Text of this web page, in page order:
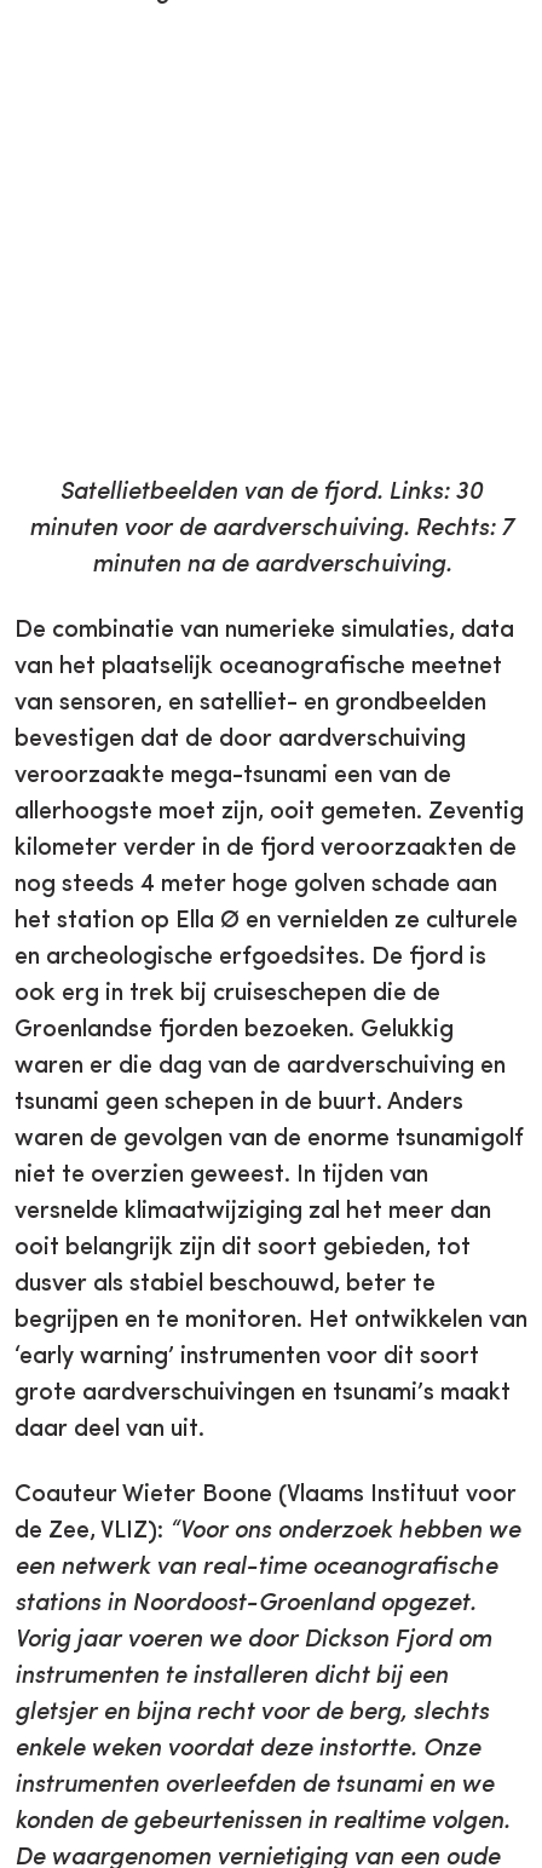
Satellietbeelden van de fjord. Links: 30
minuten voor de aardverschuiving. Rechts: 7
minuten na de aardverschuiving.
De combinatie van numerieke simulaties, data
van het plaatselijk oceanografische meetnet
van sensoren, en satelliet- en grondbeelden
bevestigen dat de door aardverschuiving
veroorzaakte mega-tsunami een van de
allerhoogste moet zijn, ooit gemeten. Zeventig
kilometer verder in de fjord veroorzaakten de
nog steeds 4 meter hoge golven schade aan
het station op Ella Ø en vernielden ze culturele
en archeologische erfgoedsites. De fjord is
ook erg in trek bij cruiseschepen die de
Groenlandse fjorden bezoeken. Gelukkig
waren er die dag van de aardverschuiving en
tsunami geen schepen in de buurt. Anders
waren de gevolgen van de enorme tsunamigolf
niet te overzien geweest. In tijden van
versnelde klimaatwijziging zal het meer dan
ooit belangrijk zijn dit soort gebieden, tot
dusver als stabiel beschouwd, beter te
begrijpen en te monitoren. Het ontwikkelen van
‘early warning’ instrumenten voor dit soort
grote aardverschuivingen en tsunami’s maakt
daar deel van uit.
Coauteur Wieter Boone (Vlaams Instituut voor
de Zee, VLIZ): “Voor ons onderzoek hebben we
een netwerk van real-time oceanografische
stations in Noordoost-Groenland opgezet.
Vorig jaar voeren we door Dickson Fjord om
instrumenten te installeren dicht bij een
gletsjer en bijna recht voor de berg, slechts
enkele weken voordat deze instortte. Onze
instrumenten overleefden de tsunami en we
konden de gebeurtenissen in realtime volgen.
De waargenomen vernietiging van een oude